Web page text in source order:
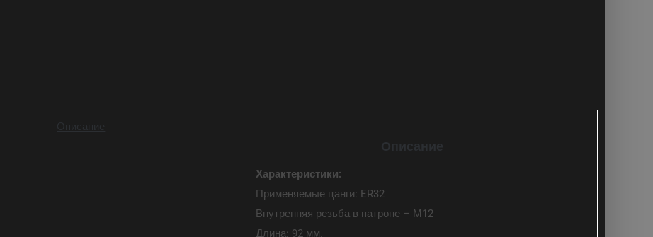
Описание
Описание
Характеристики:
Применяемые цанги: ER32
Внутренняя резьба в патроне – М12
Длина: 92 мм.